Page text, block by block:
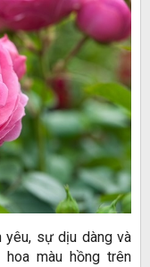
yêu, sự dịu dàng và
màu hồng trên